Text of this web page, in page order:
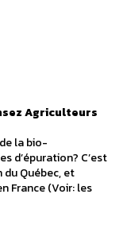
Agriculteurs
la bio-
d’épuration? C’est
Québec, et
France (Voir: les